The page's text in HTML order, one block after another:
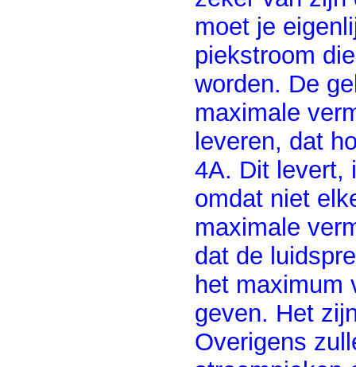
moet je
piekstroom
worden. De
maximale
leveren, dat
4A. Dit levert,
omdat niet
maximale
dat de
het maximum
geven. Het
Overigens